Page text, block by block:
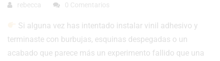
rebecca 0 Comentarios
Si alguna vez has intentado instalar vinil adhesivo y
terminaste con burbujas, esquinas despegadas o un
acabado que parece más un experimento fallido que una